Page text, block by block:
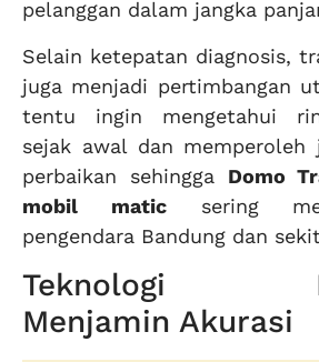
pelanggan dalam jangka
Selain ketepatan diagnosis,
juga menjadi pertimbangan
tentu ingin mengetahui
sejak awal dan memperoleh
perbaikan sehingga Domo
mobil maticsering
pengendara Bandung dan
Teknologi
Menjamin Akurasi